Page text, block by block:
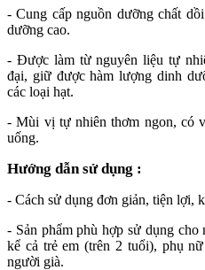
- Cung cấp nguồn dưỡng chất
dưỡng cao.
- Được làm từ nguyên liệu tự
đại, giữ được hàm lượng dinh
các loại hạt.
- Mùi vị tự nhiên thơm ngon, có
uống.
Hướng dẫn sử dụng :
- Cách sử dụng đơn giản, tiện lợi,
- Sản phẩm phù hợp sử dụng
kể cả trẻ em (trên 2 tuổi), phụ
người già.